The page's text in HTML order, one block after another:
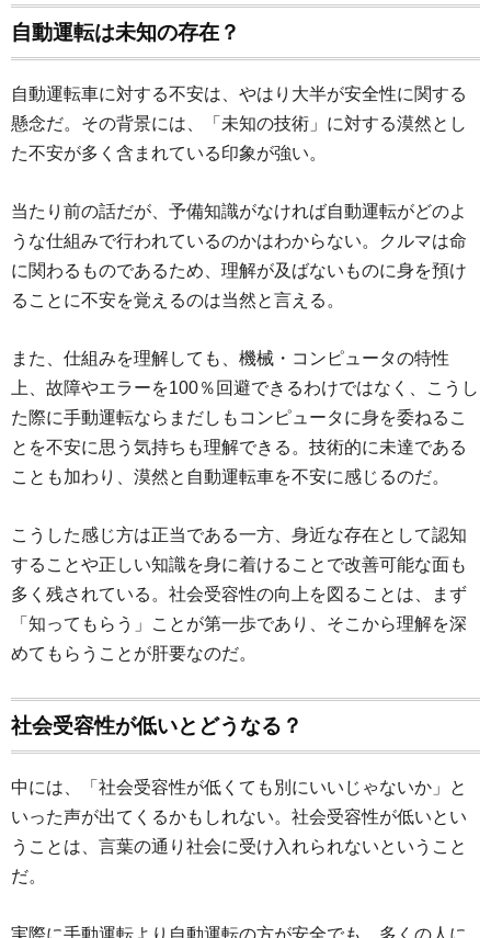
自動運転は未知の存在？
自動運転車に対する不安は、やはり大半が安全性に関する
懸念だ。その背景には、「未知の技術」に対する漠然とし
た不安が多く含まれている印象が強い。
当たり前の話だが、予備知識がなければ自動運転がどのよ
うな仕組みで行われているのかはわからない。クルマは命
に関わるものであるため、理解が及ばないものに身を預け
ることに不安を覚えるのは当然と言える。
また、仕組みを理解しても、機械・コンピュータの特性
上、故障やエラーを100％回避できるわけではなく、こうし
た際に手動運転ならまだしもコンピュータに身を委ねるこ
とを不安に思う気持ちも理解できる。技術的に未達である
ことも加わり、漠然と自動運転車を不安に感じるのだ。
こうした感じ方は正当である一方、身近な存在として認知
することや正しい知識を身に着けることで改善可能な面も
多く残されている。社会受容性の向上を図ることは、まず
「知ってもらう」ことが第一歩であり、そこから理解を深
めてもらうことが肝要なのだ。
社会受容性が低いとどうなる？
中には、「社会受容性が低くても別にいいじゃないか」と
いった声が出てくるかもしれない。社会受容性が低いとい
うことは、言葉の通り社会に受け入れられないということ
だ。